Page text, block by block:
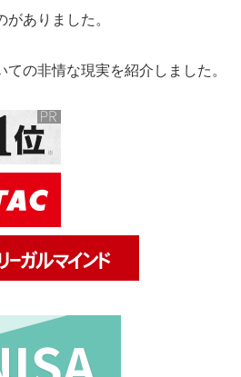
ありました。
の非情な現実を紹介しました。